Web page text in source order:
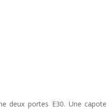
deux portes E30. Une capote